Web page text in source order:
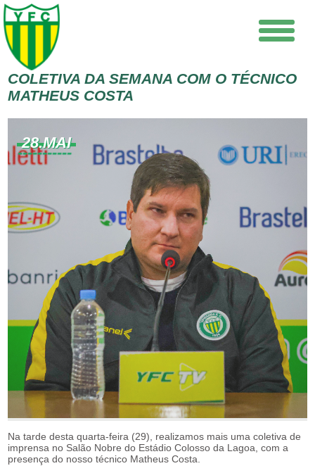
COLETIVA DA SEMANA COM O TÉCNICO
MATHEUS COSTA
28.MAI
Na tarde desta quarta-feira (29), realizamos mais uma coletiva de
imprensa no Salão Nobre do Estádio Colosso da Lagoa, com a
presença do nosso técnico Matheus Costa.